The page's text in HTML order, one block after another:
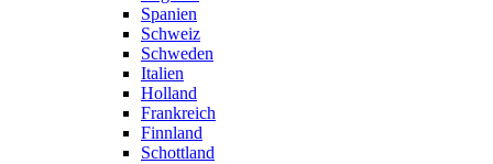
Spanien
Schweiz
Schweden
Italien
Holland
Frankreich
Finnland
Schottland